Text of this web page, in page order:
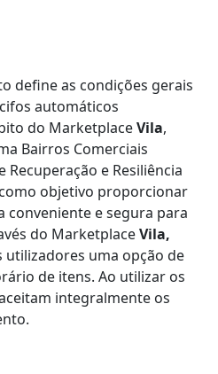
define as condições gerais
automáticos
do MarketplaceVila,
Bairros Comerciais
e Resiliência
como objetivo proporcionar
conveniente e segura para
do MarketplaceVila,
uma opção de
de itens. Ao utilizar os
integralmente os